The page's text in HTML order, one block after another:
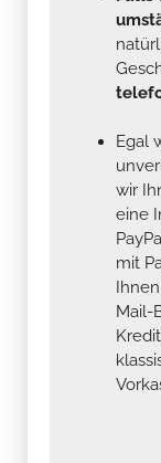
Egal
wir
eine
mit
Mail-